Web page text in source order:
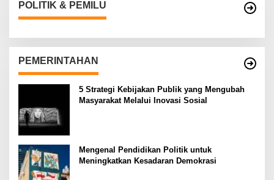
POLITIK & PEMILU
PEMERINTAHAN
5 Strategi Kebijakan Publik yang Mengubah
Masyarakat Melalui Inovasi Sosial
Mengenal Pendidikan Politik untuk
Meningkatkan Kesadaran Demokrasi